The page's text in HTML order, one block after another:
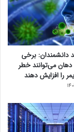
برخی
دهان می‌توانند خطر
را افزایش دهند